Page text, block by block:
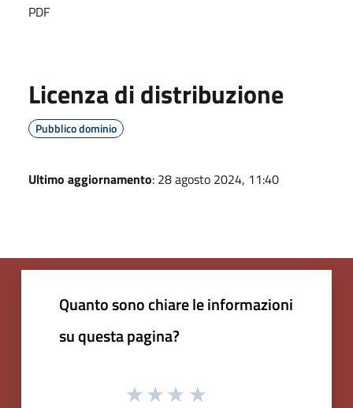
PDF
Licenza di distribuzione
Pubblico dominio
Ultimo aggiornamento: 28 agosto 2024, 11:40
Quanto sono chiare le informazioni
su questa pagina?